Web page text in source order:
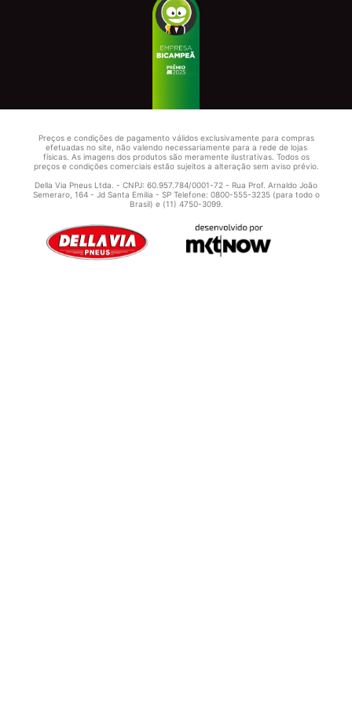
Preços e condições de pagamento válidos exclusivamente para compras
efetuadas no site, não valendo necessariamente para a rede de lojas
físicas. As imagens dos produtos são meramente ilustrativas. Todos os
preços e condições comerciais estão sujeitos a alteração sem aviso prévio.
Della Via Pneus Ltda. - CNPJ: 60.957.784/0001-72 - Rua Prof. Arnaldo João
Semeraro, 164 - Jd Santa Emilia - SP Telefone: 0800-555-3235 (para todo o
Brasil) e (11) 4750-3099.